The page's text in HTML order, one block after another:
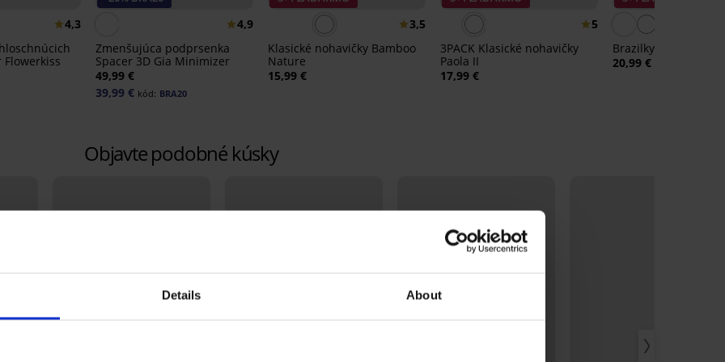
Details About
4,3
Flowerkiss
4,9
Zmenšujúca podprsenka
Spacer 3D Gia Minimizer
49,99 €
39,99 € kód: BRA20
3,5
Klasické nohavičky Bamboo
Nature
15,99 €
5
3PACK Klasické nohavičky
Paola II
17,99 €
Brazilky Delicate
20,99 €
Objavte podobné kúsky